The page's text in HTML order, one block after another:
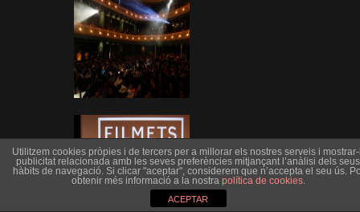
Utilitzem cookies pròpies i de tercers per a millorar els nostres serveis i
publicitat relacionada amb les seves preferències mitjançant l’anàlisi dels seus
hàbits de navegació. Si clicar "aceptar", considerem que n’accepta el seu ús.
obtenir més informació a la nostra política de cookies.
ACEPTAR